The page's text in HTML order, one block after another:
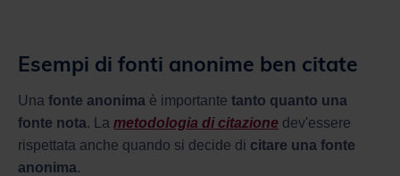
Esempi di fonti anonime ben citate
Una fonte anonima è importante tanto quanto una
fonte nota. La metodologia di citazione dev'essere
rispettata anche quando si decide di citare una fonte
anonima.